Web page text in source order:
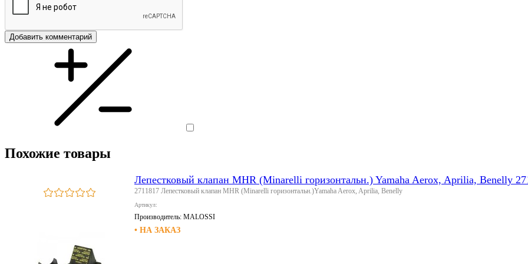
Добавить комментарий
Похожие товары
Лепестковый клапан MHR (Minarelli горизонтальн.) Yamaha Aerox, Aprilia, Benelly
2711817 Лепестковый клапан MHR (Minarelli горизонтальн.)Yamaha Aerox, Aprilia, Benelly
Артикул:
Производитель: MALOSSI
• НА ЗАКАЗ